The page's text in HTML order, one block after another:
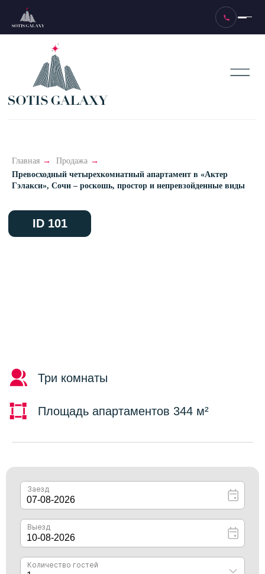
Главная → Продажа →
Превосходный четырехкомнатный апартамент в «Актер
Гэлакси», Сочи – роскошь, простор и непревзойденные виды
ID 101